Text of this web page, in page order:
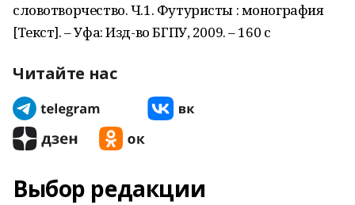
словотворчество. Ч.1. Футуристы : монография
[Текст]. – Уфа: Изд-во БГПУ, 2009. – 160 с
Читайте нас
Выбор редакции